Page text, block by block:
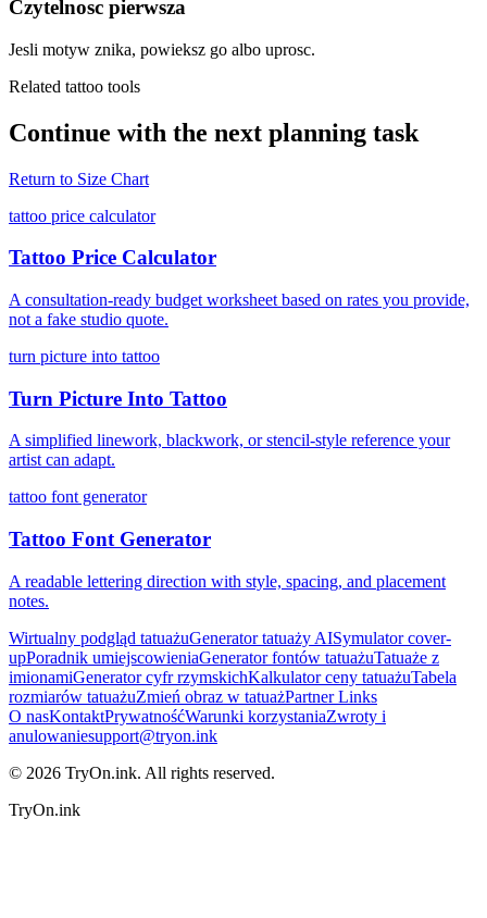
Czytelnosc pierwsza
Jesli motyw znika, powieksz go albo uprosc.
Related tattoo tools
Continue with the next planning task
Return to Size Chart
tattoo price calculator
Tattoo Price Calculator
A consultation-ready budget worksheet based on rates you provide,
not a fake studio quote.
turn picture into tattoo
Turn Picture Into Tattoo
A simplified linework, blackwork, or stencil-style reference your
artist can adapt.
tattoo font generator
Tattoo Font Generator
A readable lettering direction with style, spacing, and placement
notes.
Wirtualny podgląd tatuażuGenerator tatuaży AISymulator cover-
upPoradnik umiejscowieniaGenerator fontów tatuażuTatuaże z
imionamiGenerator cyfr rzymskichKalkulator ceny tatuażuTabela
rozmiarów tatuażuZmień obraz w tatuażPartner Links
O nasKontaktPrywatnośćWarunki korzystaniaZwroty i
anulowaniesupport@tryon.ink
© 2026 TryOn.ink. All rights reserved.
TryOn.ink